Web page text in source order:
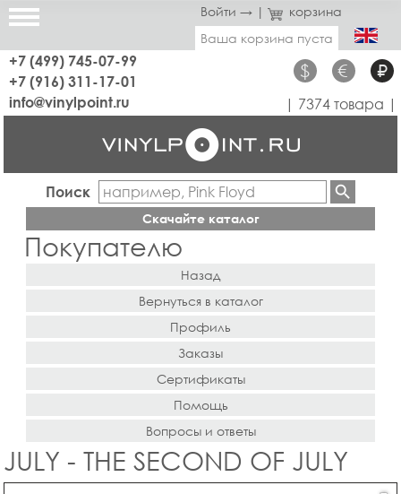
Войти → |
корзина
Ваша корзина пуста
+7 (499) 745-07-99
+7 (916) 311-17-01
$ € ₽
info@vinylpoint.ru | 7374 товара |
Поиск
Скачайте каталог
Покупателю
Назад
Вернуться в каталог
Профиль
Заказы
Сертификаты
Помощь
Вопросы и ответы
JULY - THE SECOND OF JULY